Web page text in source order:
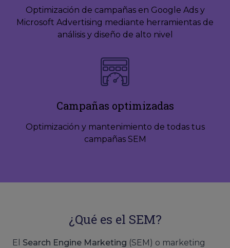
Optimización de campañas en Google Ads y
Microsoft Advertising mediante herramientas de
análisis y diseño de alto nivel
Campañas optimizadas
Optimización y mantenimiento de todas tus
campañas SEM
¿Qué es el SEM?
El Search Engine Marketing (SEM) o marketing